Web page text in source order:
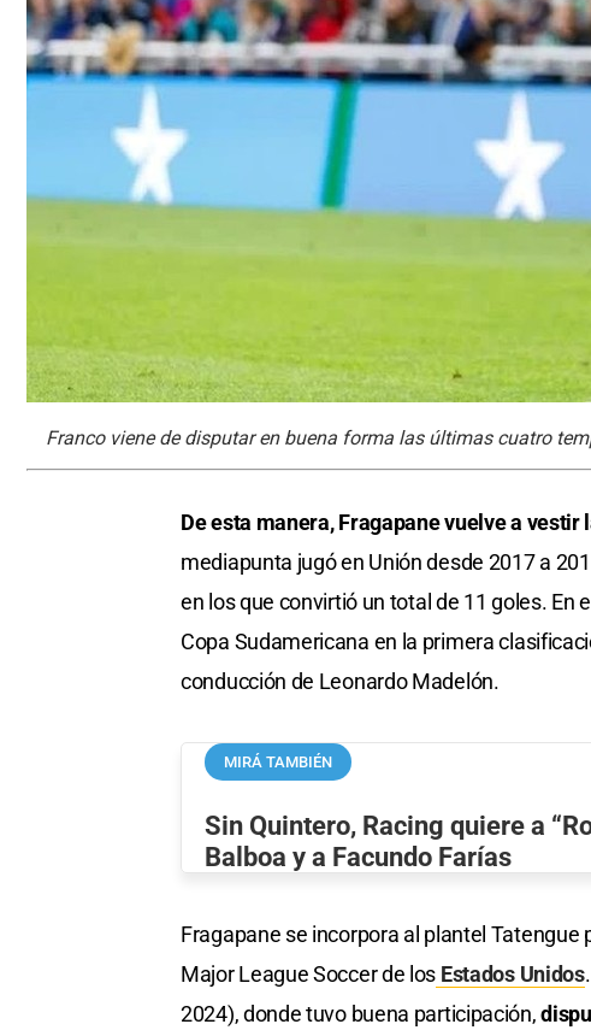
Franco viene de disputar en buena forma las últimas cuatro
De esta manera, Fragapane vuelve a
mediapunta jugó en Unión desde 2017 a
en los que convirtió un total de 11 goles.
Copa Sudamericana en la primera
conducción de Leonardo Madelón.
MIRÁ TAMBIÉN
Sin Quintero, Racing quiere a
Balboa y a Facundo Farías
Fragapane se incorpora al plantel
Major League Soccer de los Estados Unidos
2024), donde tuvo buena participación,